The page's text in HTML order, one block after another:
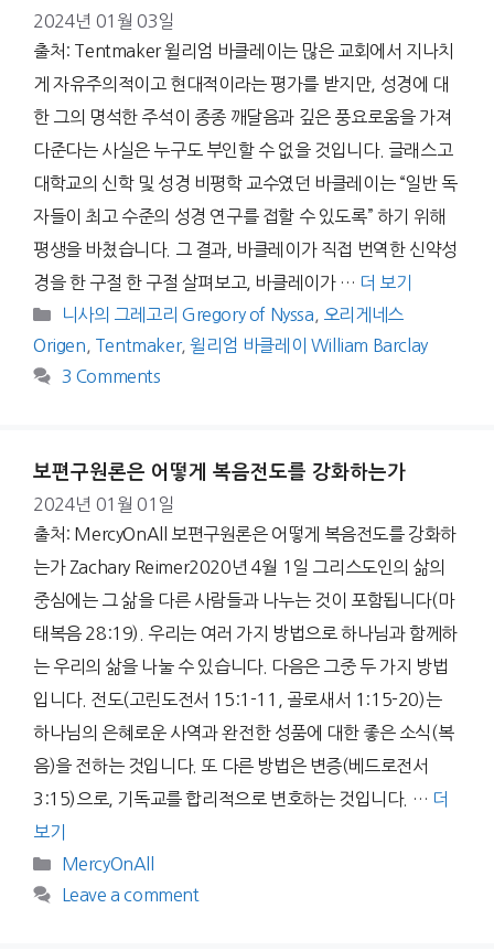
2024년 01월 03일
출처: Tentmaker 윌리엄 바클레이는 많은 교회에서 지나치
게 자유주의적이고 현대적이라는 평가를 받지만, 성경에 대
한 그의 명석한 주석이 종종 깨달음과 깊은 풍요로움을 가져
다준다는 사실은 누구도 부인할 수 없을 것입니다. 글래스고
대학교의 신학 및 성경 비평학 교수였던 바클레이는 “일반 독
자들이 최고 수준의 성경 연구를 접할 수 있도록” 하기 위해
평생을 바쳤습니다. 그 결과, 바클레이가 직접 번역한 신약성
경을 한 구절 한 구절 살펴보고, 바클레이가 … 더 보기
Categories
니사의 그레고리 Gregory of Nyssa
오리게네스
Origen
Tentmaker,윌리엄 바클레이 William Barclay
3 Comments
보편구원론은 어떻게 복음전도를 강화하는가
2024년 01월 01일
출처: MercyOnAll 보편구원론은 어떻게 복음전도를 강화하
는가 Zachary Reimer2020년 4월 1일 그리스도인의 삶의
중심에는 그 삶을 다른 사람들과 나누는 것이 포함됩니다(마
태복음 28:19). 우리는 여러 가지 방법으로 하나님과 함께하
는 우리의 삶을 나눌 수 있습니다. 다음은 그중 두 가지 방법
입니다. 전도(고린도전서 15:1-11, 골로새서 1:15-20)는
하나님의 은혜로운 사역과 완전한 성품에 대한 좋은 소식(복
음)을 전하는 것입니다. 또 다른 방법은 변증(베드로전서
3:15)으로, 기독교를 합리적으로 변호하는 것입니다. … 더
보기
Categories
MercyOnAll
Leave a comment